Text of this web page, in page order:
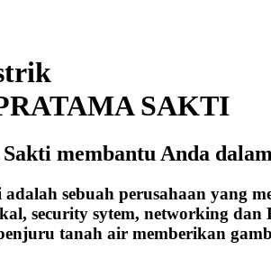
SAKTI
membantu Anda
sebuah perusahaan yang
security sytem, networking
tanah air memberikan